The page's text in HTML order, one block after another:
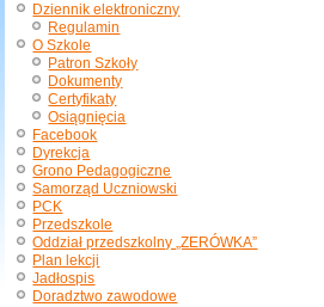
Dziennik elektroniczny
Regulamin
O Szkole
Patron Szkoły
Dokumenty
Certyfikaty
Osiągnięcia
Facebook
Dyrekcja
Grono Pedagogiczne
Samorząd Uczniowski
PCK
Przedszkole
Oddział przedszkolny „ZERÓWKA”
Plan lekcji
Jadłospis
Doradztwo zawodowe